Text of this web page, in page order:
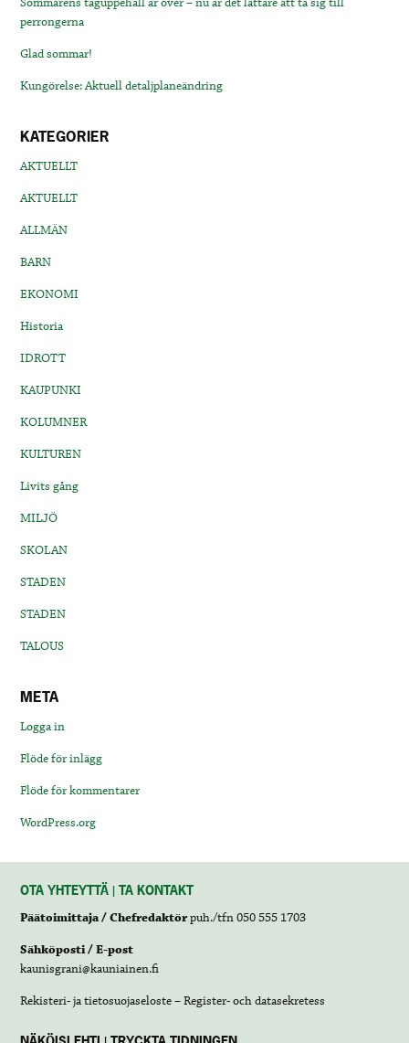
perrongerna
Glad sommar!
Kungörelse: Aktuell detaljplaneändring
KATEGORIER
AKTUELLT
AKTUELLT
ALLMÄN
BARN
EKONOMI
Historia
IDROTT
KAUPUNKI
KOLUMNER
KULTUREN
Livits gång
MILJÖ
SKOLAN
STADEN
STADEN
TALOUS
META
Logga in
Flöde för inlägg
Flöde för kommentarer
WordPress.org
OTA YHTEYTTÄ | TA KONTAKT
Päätoimittaja / Chefredaktörpuh./tfn 050 555 1703
Sähköposti / E-post
kaunisgrani@kauniainen.fi
Rekisteri- ja tietosuojaseloste – Register- och datasekretess